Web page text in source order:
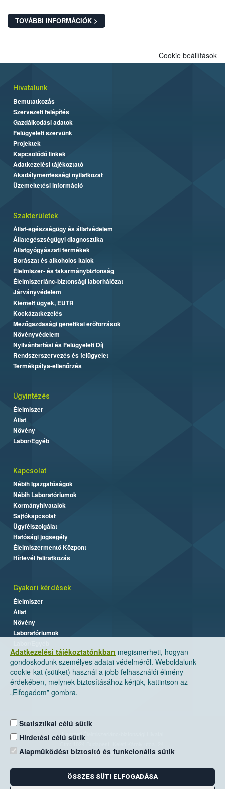
TOVÁBBI INFORMÁCIÓK >
Adatkezelési tájékoztatónkban megismerheti, hogyan
gondoskodunk személyes adatai védelméről. Weboldalunk
cookie-kat (sütiket) használ a jobb felhasználói élmény
érdekében, melynek biztosításához kérjük, kattintson az
„Elfogadom” gombra.
Statisztikai célú sütik
Hirdetési célú sütik
Alapműködést biztosító és funkcionális sütik
ÖSSZES SÜTI ELFOGADÁSA
Cookie beállítások
Hivatalunk
Bemutatkozás
Szervezeti felépítés
Gazdálkodási adatok
Felügyeleti szervünk
Projektek
Kapcsolódó linkek
Adatkezelési tájékoztató
Akadálymentességi nyilatkozat
Üzemeltetési információ
Szakterületek
Állat-egészségügy és állatvédelem
Állategészségügyi diagnosztika
Állatgyógyászati termékek
Borászat és alkoholos italok
Élelmiszer- és takarmánybiztonság
Élelmiszerlánc-biztonsági laborhálózat
Járványvédelem
Kiemelt ügyek, EUTR
Kockázatkezelés
Mezőgazdasági genetikai erőforrások
Növényvédelem
Nyilvántartási és Felügyeleti Díj
Rendszerszervezés és felügyelet
Termékpálya-ellenőrzés
Ügyintézés
Élelmiszer
Állat
Növény
Labor/Egyéb
Kapcsolat
Nébih Igazgatóságok
Nébih Laboratóriumok
Kormányhivatalok
Sajtókapcsolat
Ügyfélszolgálat
Hatósági jogsegély
Élelmiszermentő Központ
Hírlevél feliratkozás
Gyakori kérdések
Élelmiszer
Állat
Növény
Laboratóriumok
Nemzeti Élelmiszerlánc-biztonsági Hivatal
Levelezési cím: 1525 Budapest. Pf. 30.
E-mail:ugyfelszolgalat@nebih.gov.hu